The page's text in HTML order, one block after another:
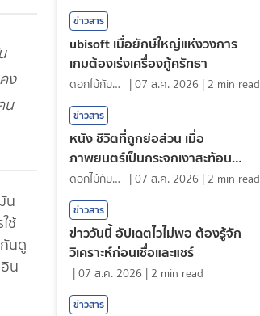
ง
น
น
ช้
นดู
น
ข่าวสาร
ubisoft เมื่อยักษ์ใหญ่แห่งวงการ
เกมต้องเร่งเครื่องกู้ศรัทธา
ดอกไม้กับสายน้ำ |07 ส.ค. 2026 | 2 min read
ข่าวสาร
หนัง ชีวิตที่ถูกย่อส่วน เมื่อ
ภาพยนตร์เป็นกระจกเงาสะท้อนตัว
ตน
ดอกไม้กับสายน้ำ |07 ส.ค. 2026 | 2 min read
ข่าวสาร
ข่าววันนี้ อัปเดตไวไม่พอ ต้องรู้จัก
วิเคราะห์ก่อนเชื่อและแชร์
|07 ส.ค. 2026 | 2 min read
ข่าวสาร